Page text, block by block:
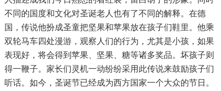
不同的国度和文化对圣诞老人也有了不同的解释。在德
国，传说他扮成圣童把坚果和苹果放在孩子们鞋里。他乘
双轮马车四处漫游，观察人们的行为，尤其是小孩，如果
表现好，将会得到苹果、坚果、糖等诸多奖品。坏孩子则
得一鞭子。家长们灵机一动纷纷采用此传说来鼓励孩子们
听话。如今，圣诞节已经成为西方国家一个大众的节日。